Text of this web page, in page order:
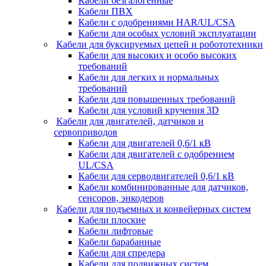
Кабели ПВХ
Кабели с одобрениями HAR/UL/CSA
Кабели для особых условий эксплуатации
Кабели для буксируемых цепей и робототехники
Кабели для высоких и особо высоких
требований
Кабели для легких и нормальных
требований
Кабели для повышенных требований
Кабели для условий кручения 3D
Кабели для двигателей, датчиков и
сервоприводов
Кабели для двигателей 0,6/1 кВ
Кабели для двигателей с одобрением
UL/CSA
Кабели для серводвигателей 0,6/1 кВ
Кабели комбинированные для датчиков,
cенсоров, энкодеров
Кабели для подъемных и конвейерных систем
Кабели плоские
Кабели лифтовые
Кабели барабанные
Кабели для спредера
Кабели для подвижных систем